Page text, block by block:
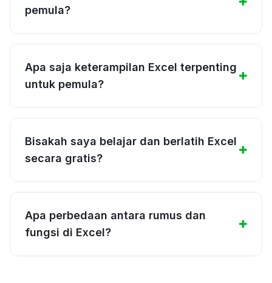
pemula?
Apa saja keterampilan Excel terpenting
untuk pemula?
Bisakah saya belajar dan berlatih Excel
secara gratis?
Apa perbedaan antara rumus dan
fungsi di Excel?